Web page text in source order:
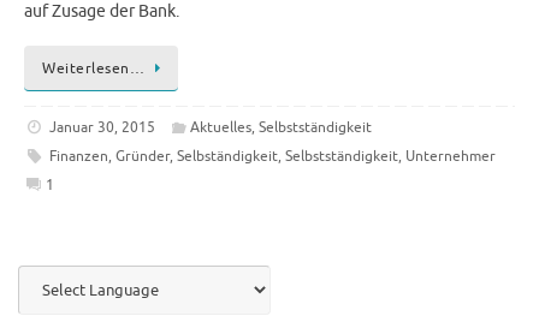
auf Zusage der Bank.
Weiterlesen…
Januar 30, 2015 Aktuelles,Selbstständigkeit
Finanzen, Gründer, Selbständigkeit, Selbstständigkeit, Unternehmer
1